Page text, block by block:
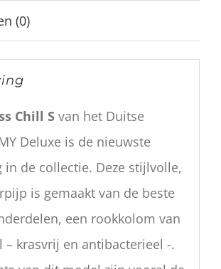
(0)
Chill S van het Duitse
Deluxe is de nieuwste
in de collectie. Deze stijlvolle,
is gemaakt van de beste
een rookkolom van
– krasvrij en antibacterieel -.